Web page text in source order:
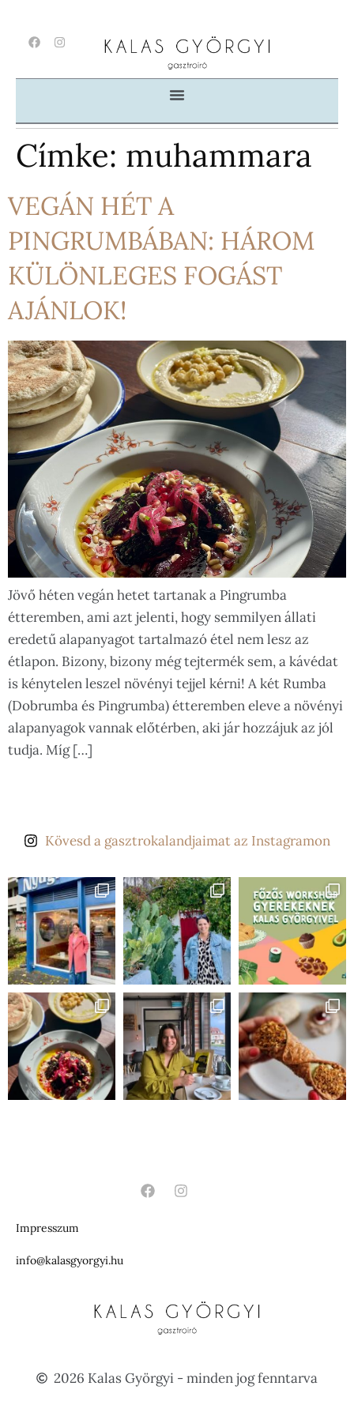
Címke: muhammara
VEGÁN HÉT A
PINGRUMBÁBAN: HÁROM
KÜLÖNLEGES FOGÁST
AJÁNLOK!
Jövő héten vegán hetet tartanak a Pingrumba
étteremben, ami azt jelenti, hogy semmilyen állati
eredetű alapanyagot tartalmazó étel nem lesz az
étlapon. Bizony, bizony még tejtermék sem, a kávédat
is kénytelen leszel növényi tejjel kérni! A két Rumba
(Dobrumba és Pingrumba) étteremben eleve a növényi
alapanyagok vannak előtérben, aki jár hozzájuk az jól
tudja. Míg […]
Kövesd a gasztrokalandjaimat az Instagramon
Impresszum
info@kalasgyorgyi.hu
2026 Kalas Györgyi - minden jog fenntarva